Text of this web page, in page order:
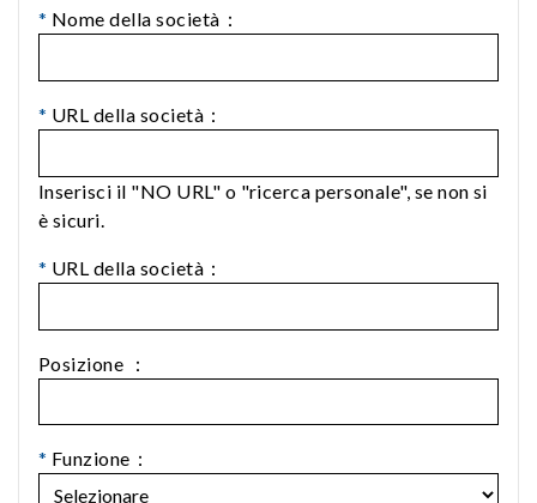
* Nome della società：
* URL della società：
Inserisci il "NO URL" o "ricerca personale", se non si
è sicuri.
* URL della società：
Posizione ：
* Funzione：